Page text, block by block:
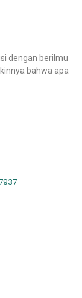
dengan berilmu
bahwa apa